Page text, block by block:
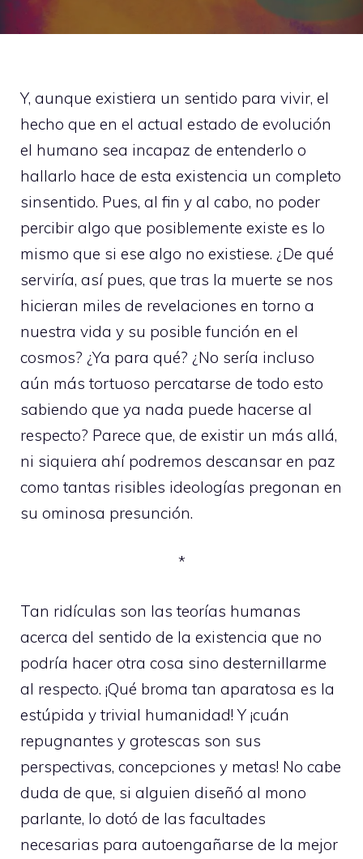
Y, aunque existiera un sentido para vivir, el
hecho que en el actual estado de evolución
el humano sea incapaz de entenderlo o
hallarlo hace de esta existencia un completo
sinsentido. Pues, al fin y al cabo, no poder
percibir algo que posiblemente existe es lo
mismo que si ese algo no existiese. ¿De qué
serviría, así pues, que tras la muerte se nos
hicieran miles de revelaciones en torno a
nuestra vida y su posible función en el
cosmos? ¿Ya para qué? ¿No sería incluso
aún más tortuoso percatarse de todo esto
sabiendo que ya nada puede hacerse al
respecto? Parece que, de existir un más allá,
ni siquiera ahí podremos descansar en paz
como tantas risibles ideologías pregonan en
su ominosa presunción.
*
Tan ridículas son las teorías humanas
acerca del sentido de la existencia que no
podría hacer otra cosa sino desternillarme
al respecto. ¡Qué broma tan aparatosa es la
estúpida y trivial humanidad! Y ¡cuán
repugnantes y grotescas son sus
perspectivas, concepciones y metas! No cabe
duda de que, si alguien diseñó al mono
parlante, lo dotó de las facultades
necesarias para autoengañarse de la mejor